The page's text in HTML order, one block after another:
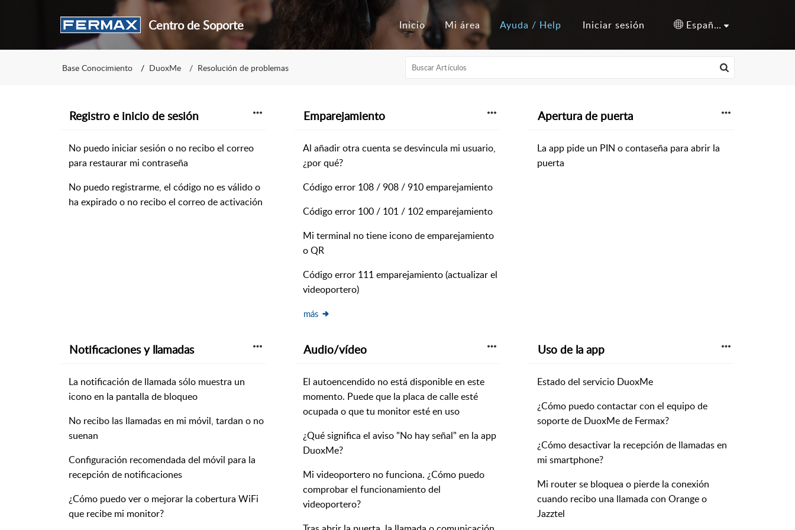
Centro de Soporte Inicio Mi área Ayuda / Help Iniciar sesión Español (España)
Base Conocimiento DuoxMe Resolución de problemas
Registro e inicio de sesión
No puedo iniciar sesión o no recibo el correo
para restaurar mi contraseña
No puedo registrarme, el código no es válido o
ha expirado o no recibo el correo de activación
Emparejamiento
Al añadir otra cuenta se desvincula mi usuario,
¿por qué?
Código error 108 / 908 / 910 emparejamiento
Código error 100 / 101 / 102 emparejamiento
Mi terminal no tiene icono de emparejamiento
o QR
Código error 111 emparejamiento (actualizar el
videoportero)
más
Apertura de puerta
La app pide un PIN o contaseña para abrir la
puerta
Notificaciones y llamadas
La notificación de llamada sólo muestra un
icono en la pantalla de bloqueo
No recibo las llamadas en mi móvil, tardan o no
suenan
Configuración recomendada del móvil para la
recepción de notificaciones
¿Cómo puedo ver o mejorar la cobertura WiFi
que recibe mi monitor?
Audio/vídeo
El autoencendido no está disponible en este
momento. Puede que la placa de calle esté
ocupada o que tu monitor esté en uso
¿Qué significa el aviso "No hay señal" en la app
DuoxMe?
Mi videoportero no funciona. ¿Cómo puedo
comprobar el funcionamiento del
videoportero?
Uso de la app
Estado del servicio DuoxMe
¿Cómo puedo contactar con el equipo de
soporte de DuoxMe de Fermax?
¿Cómo desactivar la recepción de llamadas en
mi smartphone?
Mi router se bloquea o pierde la conexión
cuando recibo una llamada con Orange o
Jazztel